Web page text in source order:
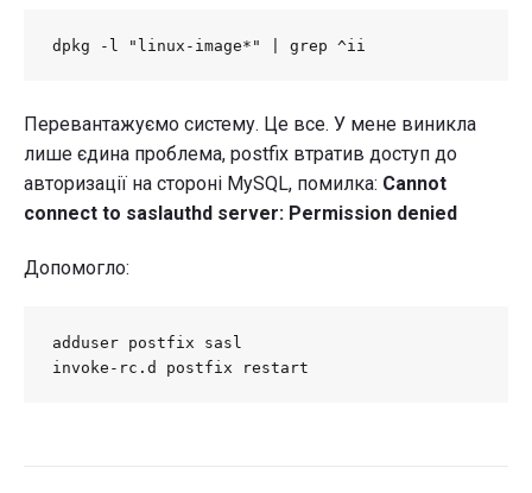
dpkg -l "linux-image*" | grep ^ii
Перевантажуємо систему. Це все. У мене виникла
лише єдина проблема, postfix втратив доступ до
авторизації на стороні MySQL, помилка: Cannot
connect to saslauthd server: Permission denied
Допомогло:
adduser postfix sasl
invoke-rc.d postfix restart